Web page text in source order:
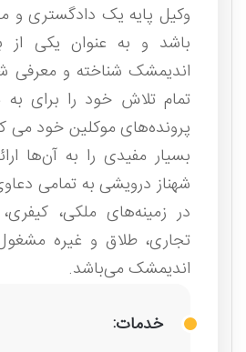
وکیل پایه یک دادگستری و
باشد و به عنوان یکی از
اندیمشک شناخته و معرفی
تمام تلاش خود را برای
پرونده‌های موکلین خود می
بسیار مفیدی را به آن‌ها
شهناز درویشی به تمامی
در زمینه‌های ملکی،
تجاری، طلاق و غیره
اندیمشک می‌باشد.
خدمات: